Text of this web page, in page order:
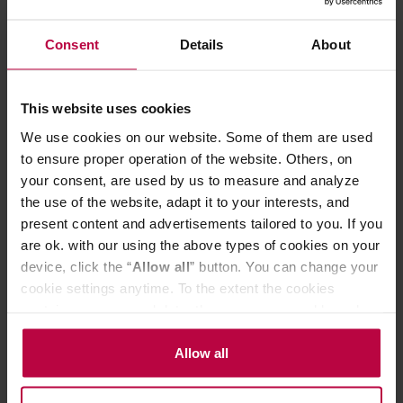
Consent Details About
This website uses cookies
We use cookies on our website. Some of them are used
to ensure proper operation of the website. Others, on
your consent, are used by us to measure and analyze
the use of the website, adapt it to your interests, and
present content and advertisements tailored to you. If you
are ok. with our using the above types of cookies on your
device, click the “Allow all” button. You can change your
cookie settings anytime. To the extent the cookies
the controller’s (namely, ALL GOOD S.A., ul.
Mazowiecka 24I/U9, 78-100 Kołobrzeg) or third parties’
legitimate interests which are to ensure a high quality of
Allow all
Moomin - Kubek szklany Muminek
Biały nadruk 350ml transparentny
70,95 zł
Najniższa cena: 70,95 zł
49,99 zł
Fellow Monty
Do poczytania przy kawie: